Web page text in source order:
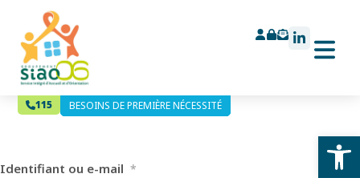
115 BESOINS DE PREMIÈRE NÉCESSITÉ
BESOINS DE PREMIÈRE NÉCESSITÉ
Connexion
Identifiant ou e-mail *